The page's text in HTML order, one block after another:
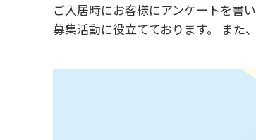
ご入居時にお客様にアンケートを書
募集活動に役立てております。 また